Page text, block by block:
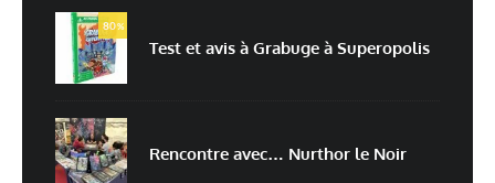
Prévenez-moi de tous les nouveaux commentaires par e-mail.
Prévenez-moi de tous les nouveaux articles par e-mail.
80%
Test et avis à Grabuge à Superopolis
Rencontre avec… Nurthor le Noir